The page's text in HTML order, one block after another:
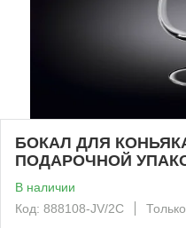
БОКАЛ ДЛЯ
ПОДАРОЧНОЙ
В наличии
Код: 888108-JV/2C